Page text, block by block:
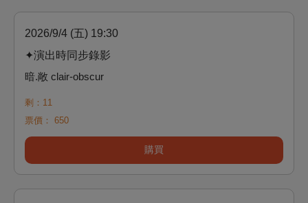
2026/9/4 (五) 19:30
✦演出時同步錄影
暗.敞 clair-obscur
剩：11
票價：
650
購買